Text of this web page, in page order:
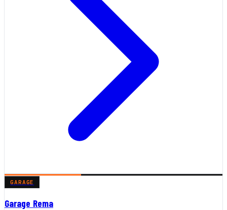
GARAGE
Garage Rema